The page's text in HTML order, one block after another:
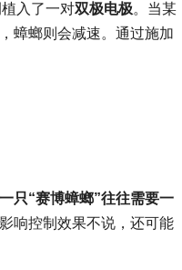
入了一对双极电极。当某
蟑螂则会减速。通过施加
只“赛博蟑螂”往往需要一
响控制效果不说，还可能